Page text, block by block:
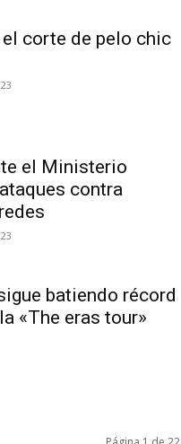
el corte de pelo chic
el Ministerio
contra
batiendo récord
«The eras tour»